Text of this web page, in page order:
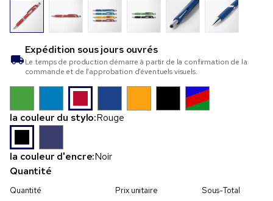
Expédition sousjours ouvrés
Le temps de production démarre à partir de la confirmation de la
commande et de l’approbation d’éventuels visuels.
la couleur du stylo:Rouge
la couleur d'encre:Noir
Quantité
Quantité Prix unitaire Sous-Total